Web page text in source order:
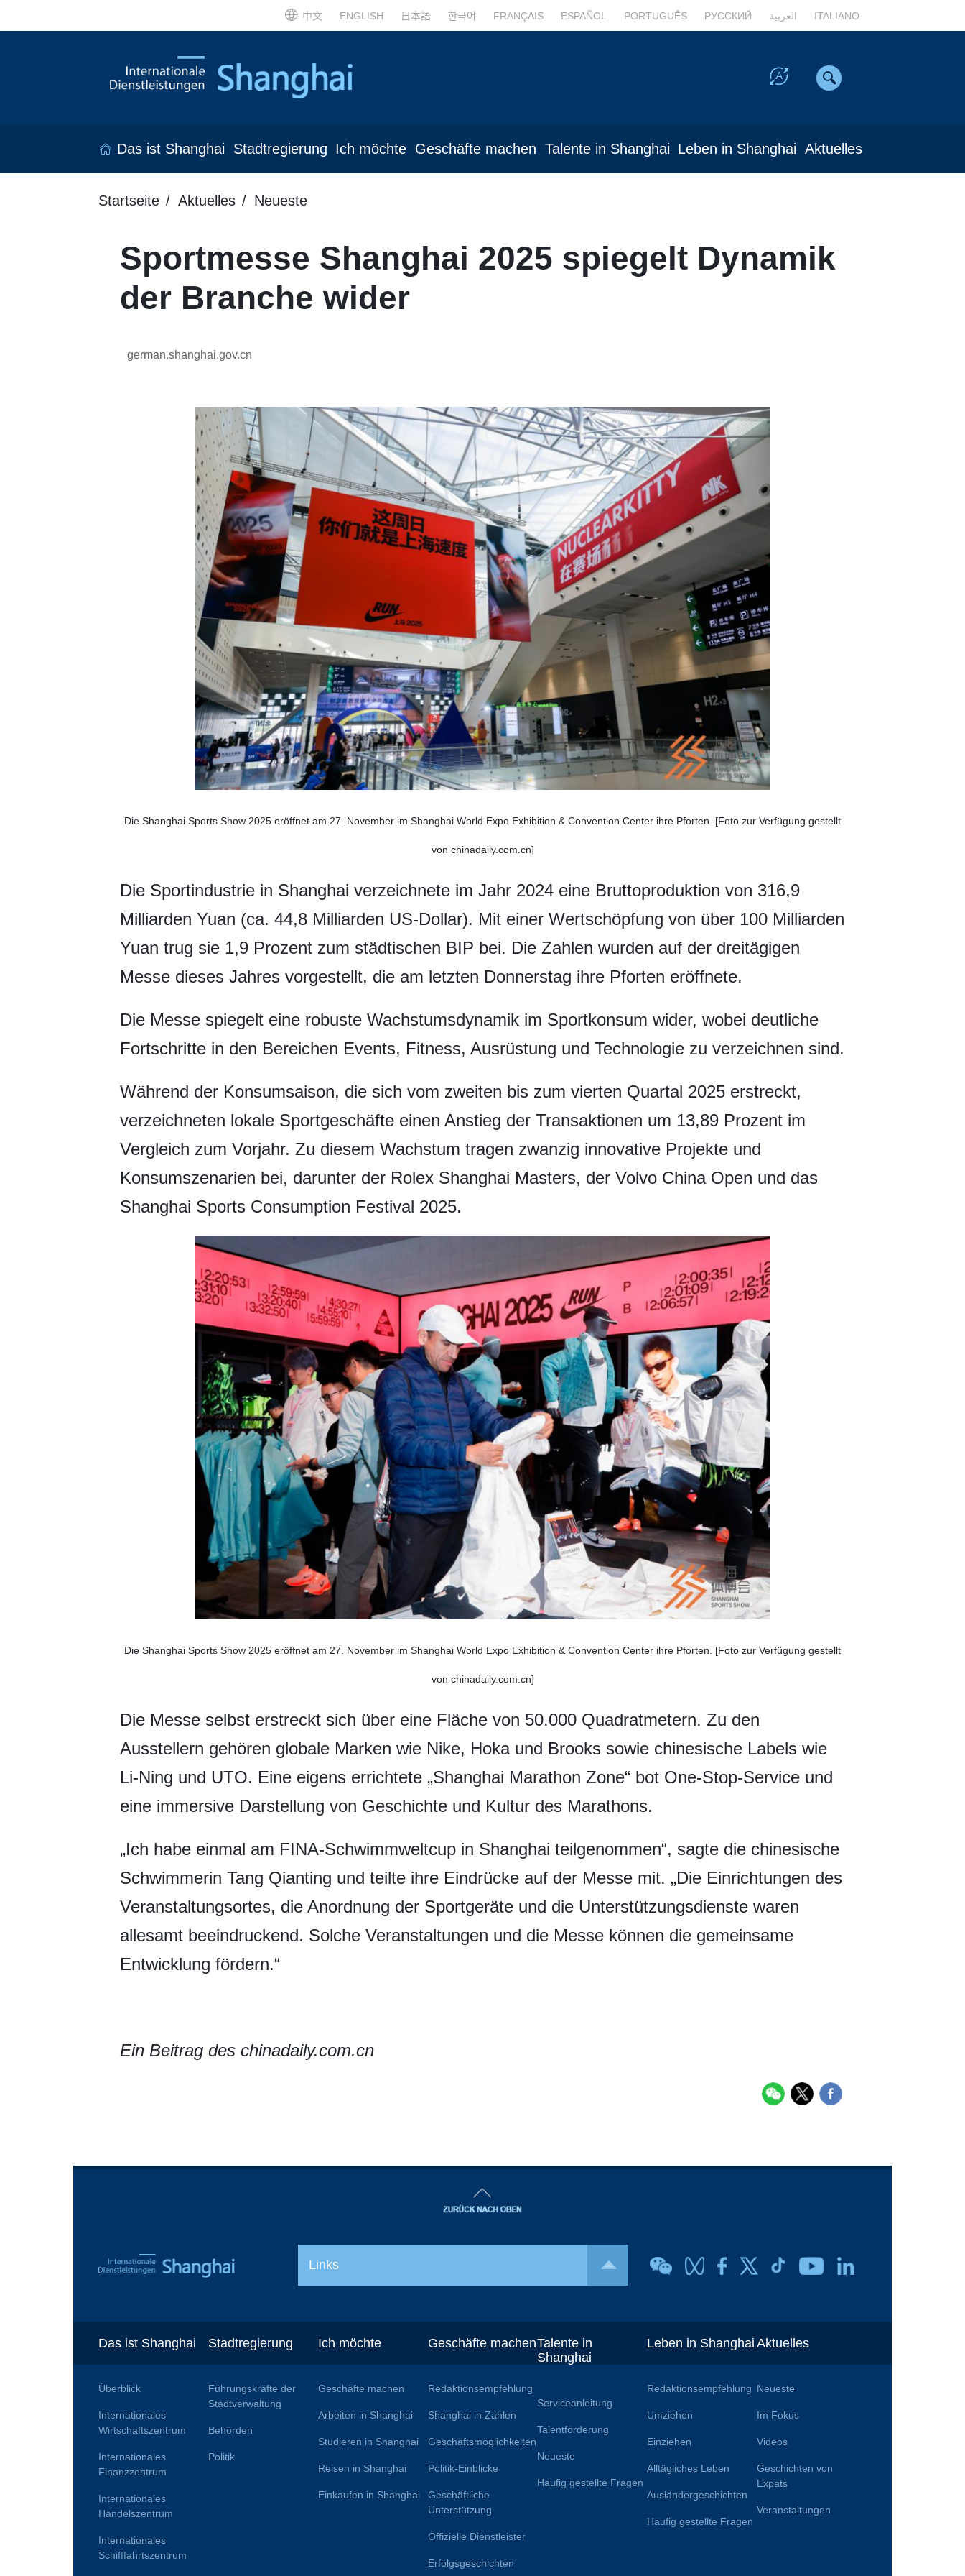
中文 ENGLISH 日本語 한국어 FRANÇAIS ESPAÑOL PORTUGUÊS РУССКИЙ العربية ITALIANO
Das ist Shanghai Stadtregierung Ich möchte Geschäfte machen Talente in Shanghai Leben in Shanghai Aktuelles
Startseite Aktuelles Neueste
Sportmesse Shanghai 2025 spiegelt Dynamik
der Branche wider
german.shanghai.gov.cn
Die Shanghai Sports Show 2025 eröffnet am 27. November im Shanghai World Expo Exhibition & Convention Center ihre Pforten. [Foto zur Verfügung gestellt
von chinadaily.com.cn]
Die Sportindustrie in Shanghai verzeichnete im Jahr 2024 eine Bruttoproduktion von 316,9
Milliarden Yuan (ca. 44,8 Milliarden US-Dollar). Mit einer Wertschöpfung von über 100 Milliarden
Yuan trug sie 1,9 Prozent zum städtischen BIP bei. Die Zahlen wurden auf der dreitägigen
Messe dieses Jahres vorgestellt, die am letzten Donnerstag ihre Pforten eröffnete.
Die Messe spiegelt eine robuste Wachstumsdynamik im Sportkonsum wider, wobei deutliche
Fortschritte in den Bereichen Events, Fitness, Ausrüstung und Technologie zu verzeichnen sind.
Während der Konsumsaison, die sich vom zweiten bis zum vierten Quartal 2025 erstreckt,
verzeichneten lokale Sportgeschäfte einen Anstieg der Transaktionen um 13,89 Prozent im
Vergleich zum Vorjahr. Zu diesem Wachstum tragen zwanzig innovative Projekte und
Konsumszenarien bei, darunter der Rolex Shanghai Masters, der Volvo China Open und das
Shanghai Sports Consumption Festival 2025.
Die Shanghai Sports Show 2025 eröffnet am 27. November im Shanghai World Expo Exhibition & Convention Center ihre Pforten. [Foto zur Verfügung gestellt
von chinadaily.com.cn]
Die Messe selbst erstreckt sich über eine Fläche von 50.000 Quadratmetern. Zu den
Ausstellern gehören globale Marken wie Nike, Hoka und Brooks sowie chinesische Labels wie
Li-Ning und UTO. Eine eigens errichtete „Shanghai Marathon Zone“ bot One-Stop-Service und
eine immersive Darstellung von Geschichte und Kultur des Marathons.
„Ich habe einmal am FINA-Schwimmweltcup in Shanghai teilgenommen“, sagte die chinesische
Schwimmerin Tang Qianting und teilte ihre Eindrücke auf der Messe mit. „Die Einrichtungen des
Veranstaltungsortes, die Anordnung der Sportgeräte und die Unterstützungsdienste waren
allesamt beeindruckend. Solche Veranstaltungen und die Messe können die gemeinsame
Entwicklung fördern.“
Ein Beitrag des chinadaily.com.cn
Links
Das ist Shanghai
Überblick
Internationales
Wirtschaftszentrum
Internationales
Finanzzentrum
Internationales
Handelszentrum
Internationales
Schifffahrtszentrum
Stadtregierung
Führungskräfte der
Stadtverwaltung
Behörden
Politik
Ich möchte
Geschäfte machen
Arbeiten in Shanghai
Studieren in Shanghai
Reisen in Shanghai
Einkaufen in Shanghai
Geschäfte machen
Redaktionsempfehlung
Shanghai in Zahlen
Geschäftsmöglichkeiten
Politik-Einblicke
Geschäftliche
Unterstützung
Offizielle Dienstleister
Erfolgsgeschichten
Talente in
Shanghai
Serviceanleitung
Talentförderung
Neueste
Häufig gestellte Fragen
Leben in Shanghai
Redaktionsempfehlung
Umziehen
Einziehen
Alltägliches Leben
Ausländergeschichten
Häufig gestellte Fragen
Aktuelles
Neueste
Im Fokus
Videos
Geschichten von
Expats
Veranstaltungen